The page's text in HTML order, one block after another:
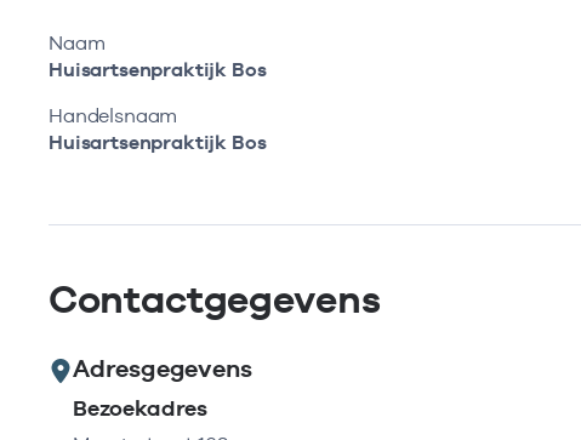
Naam
Huisartsenpraktijk Bos
Handelsnaam
Huisartsenpraktijk Bos
Contactgegevens
Adresgegevens
Bezoekadres